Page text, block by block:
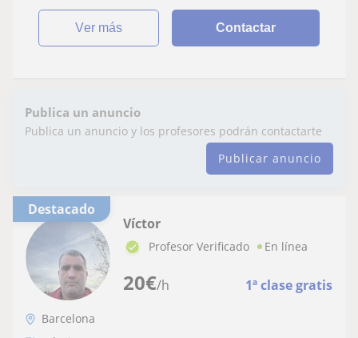
ver más Contactar
Publica un anuncio
Publica un anuncio y los profesores podrán contactarte
Publicar anuncio
Destacado
20€/h 1ª clase gratis
Víctor
Profesor Verificado En línea
Barcelona